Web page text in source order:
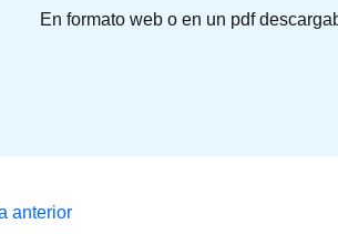
En formato web o en un pdf
anterior